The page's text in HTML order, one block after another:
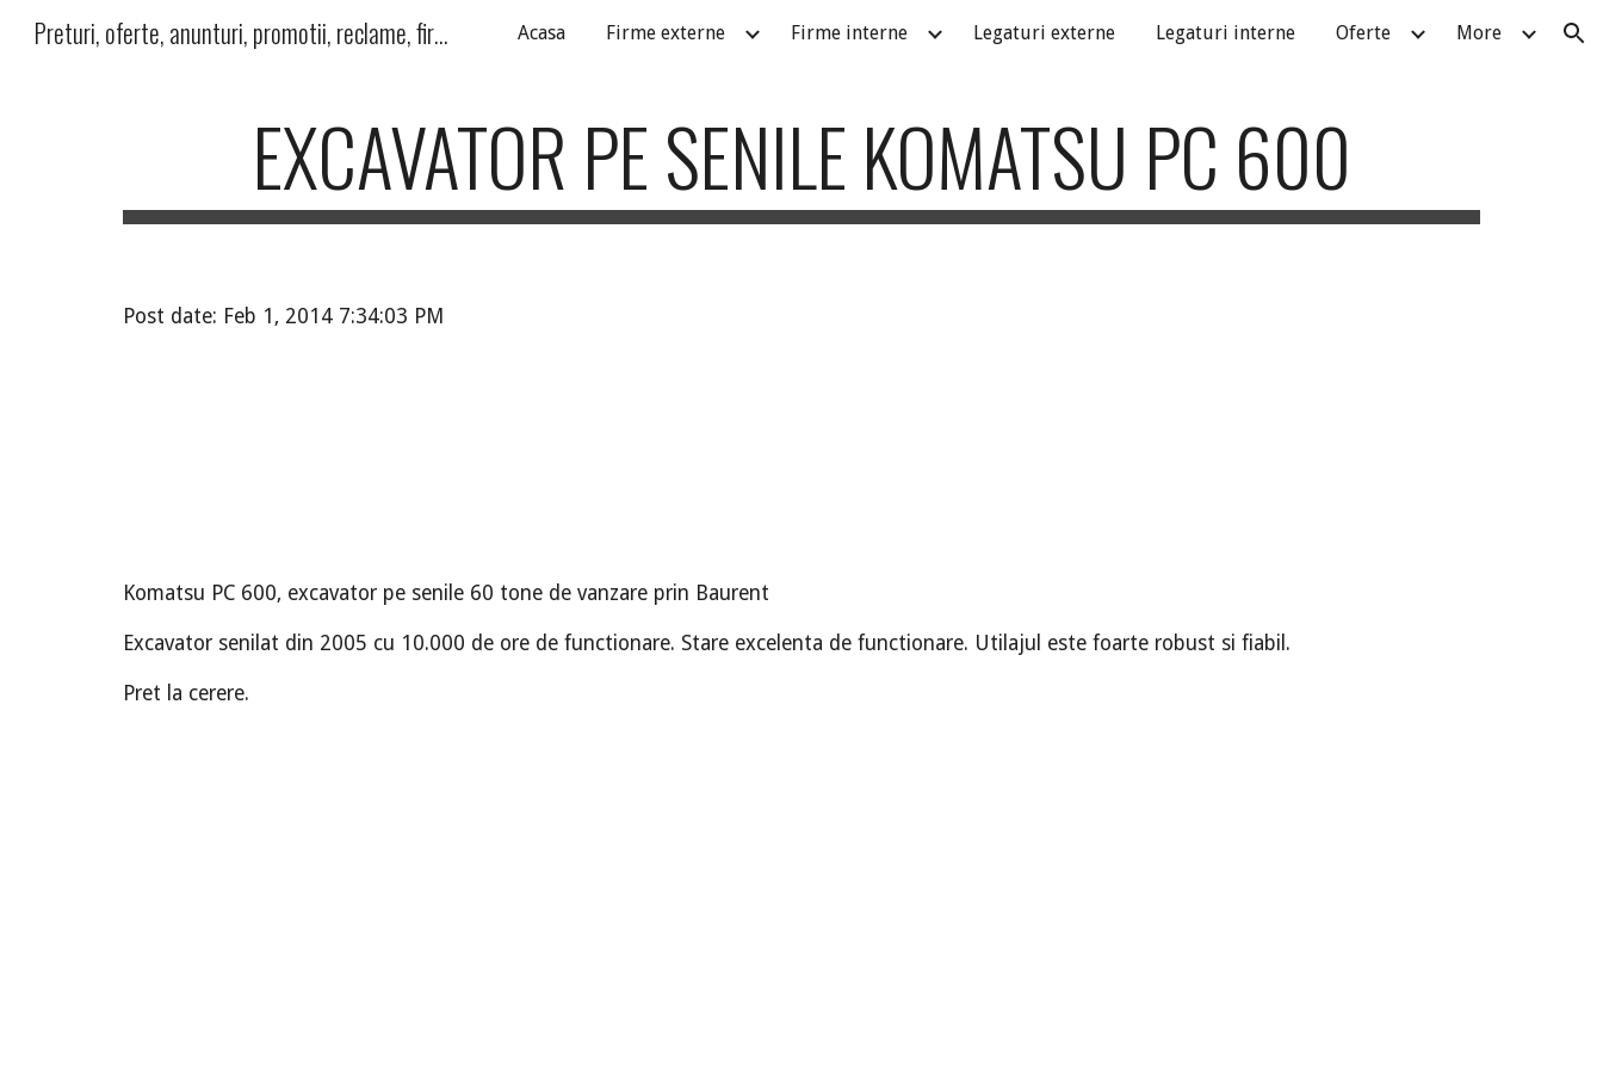
Skip to main content Skip to navigation
Preturi, oferte, anunturi, promotii, reclame, firme, produse, servicii Acasa Firme externe Firme interne Legaturi externe Legaturi interne Oferte More
EXCAVATOR PE SENILE KOMATSU PC 600
Post date: Feb 1, 2014 7:34:03 PM
Komatsu PC 600, excavator pe senile 60 tone de vanzare prin Baurent
Excavator senilat din 2005 cu 10.000 de ore de functionare. Stare excelenta de functionare. Utilajul este foarte robust si fiabil.
Pret la cerere.